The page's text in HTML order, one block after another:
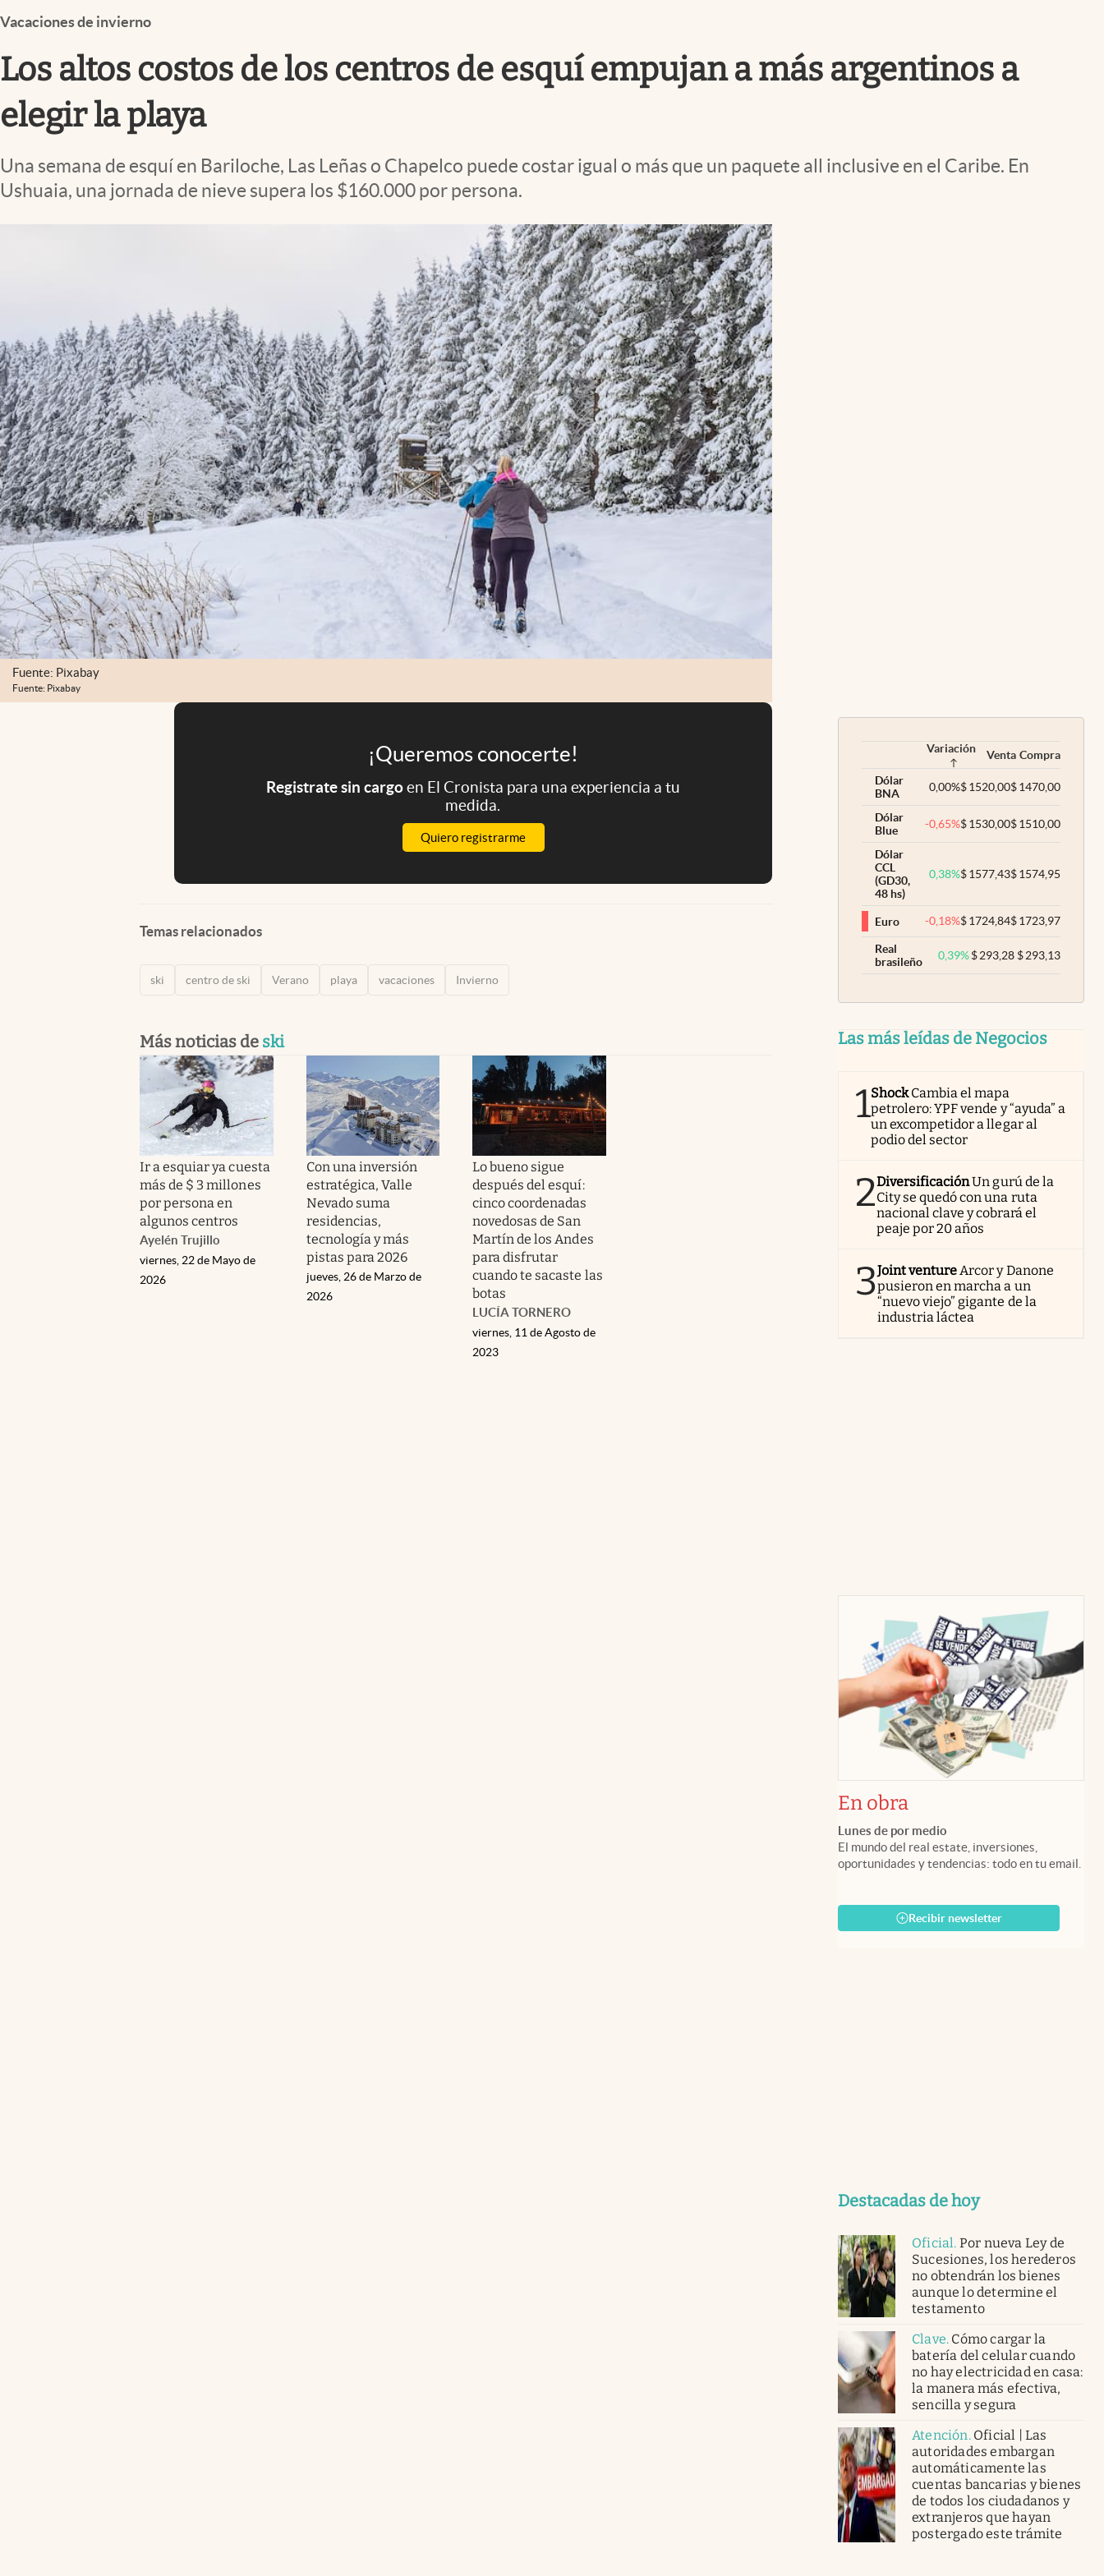
Clima
Mundial 2026
Eventos Corporativos
El Cronista Studio
Mediakit
Vacaciones de invierno
Los altos costos de los centros de esquí empujan a más argentinos a
elegir la playa
Una semana de esquí en Bariloche, Las Leñas o Chapelco puede costar igual o más que un paquete all inclusive en el Caribe. En
Ushuaia, una jornada de nieve supera los $160.000 por persona.
Fuente: Pixabay
Fuente: Pixabay
¡Queremos conocerte!
Registrate sin cargoen El Cronista para una experiencia a tu
medida.
Quiero registrarme
Temas relacionados
ski centro de ski Verano playa vacaciones Invierno
Más noticias de ski
Ir a esquiar ya cuesta
más de $ 3 millones
por persona en
algunos centros
Ayelén Trujillo
viernes, 22 de Mayo de
2026
Con una inversión
estratégica, Valle
Nevado suma
residencias,
tecnología y más
pistas para 2026
jueves, 26 de Marzo de
2026
Lo bueno sigue
después del esquí:
cinco coordenadas
novedosas de San
Martín de los Andes
para disfrutar
cuando te sacaste las
botas
LUCÍA TORNERO
viernes, 11 de Agosto de
2023
Variación Venta Compra
Dólar
BNA
0,00%$1520,00$1470,00
Dólar
Blue
-0,65%$1530,00$1510,00
Dólar
CCL
(GD30,
48 hs)
0,38%$1577,43$1574,95
Euro -0,18%$1724,84$1723,97
Real
brasileño
0,39% $293,28 $293,13
Las más leídas de Negocios
1Shock Cambia el mapa
petrolero: YPF vende y “ayuda” a
un excompetidor a llegar al
podio del sector
2DiversificaciónUn gurú de la
City se quedó con una ruta
nacional clave y cobrará el
peaje por 20 años
3Joint ventureArcor y Danone
pusieron en marcha a un
“nuevo viejo” gigante de la
industria láctea
En obra
Lunes de por medio
El mundo del real estate, inversiones,
oportunidades y tendencias: todo en tu email.
Recibir newsletter
Destacadas de hoy
Oficial. Por nueva Ley de
Sucesiones, los herederos
no obtendrán los bienes
aunque lo determine el
testamento
Clave. Cómo cargar la
batería del celular cuando
no hay electricidad en casa:
la manera más efectiva,
sencilla y segura
Atención. Oficial | Las
autoridades embargan
automáticamente las
cuentas bancarias y bienes
de todos los ciudadanos y
extranjeros que hayan
postergado este trámite